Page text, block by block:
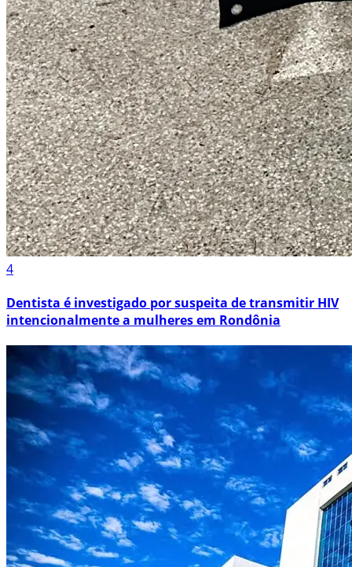
4
Dentista é investigado por suspeita de transmitir HIV
intencionalmente a mulheres em Rondônia